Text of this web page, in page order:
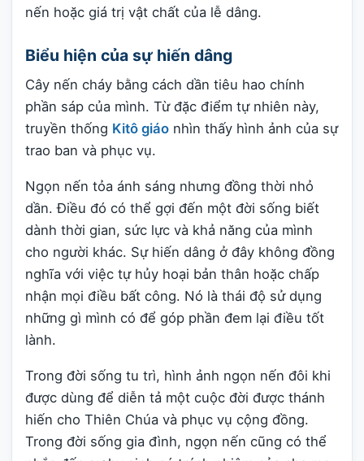
nến hoặc giá trị vật chất của lễ dâng.
Biểu hiện của sự hiến dâng
Cây nến cháy bằng cách dần tiêu hao chính
phần sáp của mình. Từ đặc điểm tự nhiên này,
truyền thống Kitô giáo nhìn thấy hình ảnh của sự
trao ban và phục vụ.
Ngọn nến tỏa ánh sáng nhưng đồng thời nhỏ
dần. Điều đó có thể gợi đến một đời sống biết
dành thời gian, sức lực và khả năng của mình
cho người khác. Sự hiến dâng ở đây không đồng
nghĩa với việc tự hủy hoại bản thân hoặc chấp
nhận mọi điều bất công. Nó là thái độ sử dụng
những gì mình có để góp phần đem lại điều tốt
lành.
Trong đời sống tu trì, hình ảnh ngọn nến đôi khi
được dùng để diễn tả một cuộc đời được thánh
hiến cho Thiên Chúa và phục vụ cộng đồng.
Trong đời sống gia đình, ngọn nến cũng có thể